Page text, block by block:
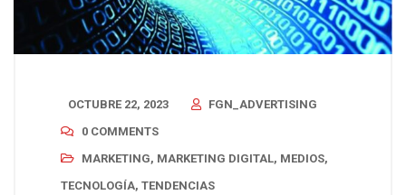
OCTUBRE 22, 2023
FGN_ADVERTISING
0 COMMENTS
MARKETING, MARKETING DIGITAL, MEDIOS,
TECNOLOGÍA, TENDENCIAS